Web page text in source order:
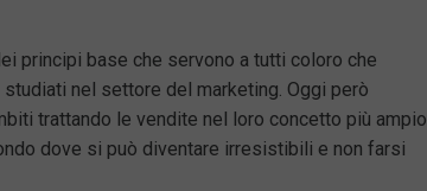
principi base che servono a tutti coloro che
nel settore del marketing. Oggi però
trattando le vendite nel loro concetto più ampio.
dove si può diventare irresistibili e non farsi